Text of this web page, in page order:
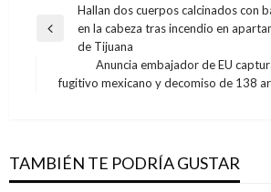
Navegación
de
entradas
Entrada
Hallan dos cuerpos calcinados con
en la cabeza tras incendio en
de Tijuana
Entrada
Anuncia embajador de EU
fugitivo mexicano y decomiso de 138
TAMBIÉN TE PODRÍA GUSTAR